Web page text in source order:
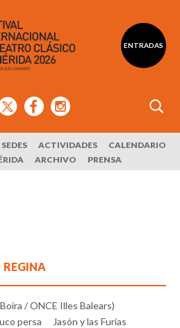
ENTRADAS
ACTIVIDADES
CALENDARIO
ARCHIVO PRENSA
REGINA
/ ONCE Illes Balears)
persa
Jasón y las Furias